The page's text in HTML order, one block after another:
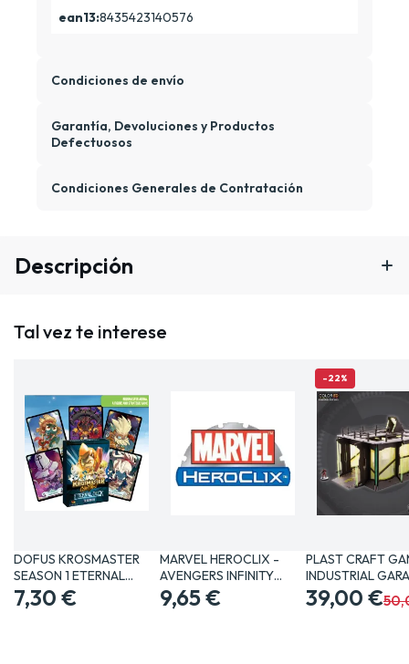
ean13:8435423140576
Condiciones de envío
Garantía, Devoluciones y Productos
Defectuosos
Condiciones Generales de Contratación
Descripción
Tal vez te interese
DOFUS KROSMASTER
SEASON 1 ETERNAL
DECK…
7,30 €
MARVEL HEROCLIX -
AVENGERS INFINITY
SET…
9,65 €
-22%
PLAST CRAFT
INDUSTRIAL
JUEGOS…
39,00 €